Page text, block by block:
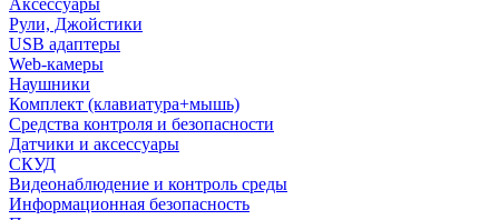
Аксессуары
Рули, Джойстики
USB адаптеры
Web-камеры
Наушники
Комплект (клавиатура+мышь)
Средства контроля и безопасности
Датчики и аксессуары
СКУД
Видеонаблюдение и контроль среды
Информационная безопасность